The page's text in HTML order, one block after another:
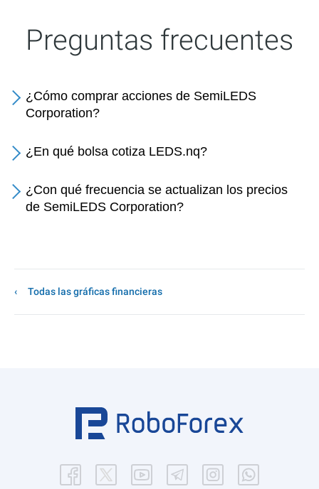
Preguntas frecuentes
¿Cómo comprar acciones de SemiLEDS
Corporation?
¿En qué bolsa cotiza LEDS.nq?
¿Con qué frecuencia se actualizan los precios
de SemiLEDS Corporation?
Todas las gráficas financieras